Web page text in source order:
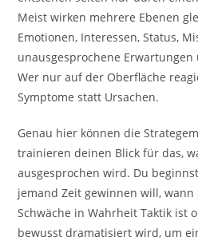
Meist wirken mehrere Ebenen
Emotionen, Interessen, Status,
unausgesprochene
Wer nur auf der Oberfläche
Symptome statt Ursachen.
Genau hier können die
trainieren deinen Blick für das,
ausgesprochen wird. Du
jemand Zeit gewinnen will, wann
Schwäche in Wahrheit Taktik ist
bewusst dramatisiert wird, um